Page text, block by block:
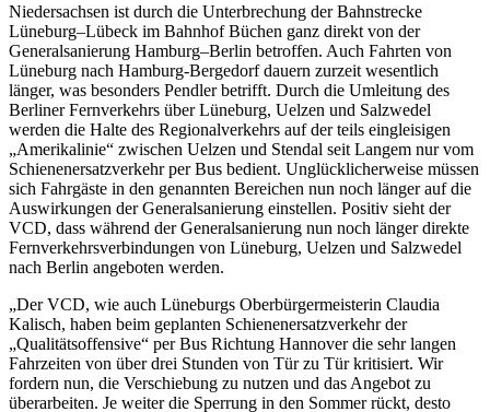
Niedersachsen ist durch die Unterbrechung der Bahnstrecke
Lüneburg–Lübeck im Bahnhof Büchen ganz direkt von der
Generalsanierung Hamburg–Berlin betroffen. Auch Fahrten von
Lüneburg nach Hamburg-Bergedorf dauern zurzeit wesentlich
länger, was besonders Pendler betrifft. Durch die Umleitung des
Berliner Fernverkehrs über Lüneburg, Uelzen und Salzwedel
werden die Halte des Regionalverkehrs auf der teils eingleisigen
„Amerikalinie“ zwischen Uelzen und Stendal seit Langem nur vom
Schienenersatzverkehr per Bus bedient. Unglücklicherweise müssen
sich Fahrgäste in den genannten Bereichen nun noch länger auf die
Auswirkungen der Generalsanierung einstellen. Positiv sieht der
VCD, dass während der Generalsanierung nun noch länger direkte
Fernverkehrsverbindungen von Lüneburg, Uelzen und Salzwedel
nach Berlin angeboten werden.
„Der VCD, wie auch Lüneburgs Oberbürgermeisterin Claudia
Kalisch, haben beim geplanten Schienenersatzverkehr der
„Qualitätsoffensive“ per Bus Richtung Hannover die sehr langen
Fahrzeiten von über drei Stunden von Tür zu Tür kritisiert. Wir
fordern nun, die Verschiebung zu nutzen und das Angebot zu
überarbeiten. Je weiter die Sperrung in den Sommer rückt, desto